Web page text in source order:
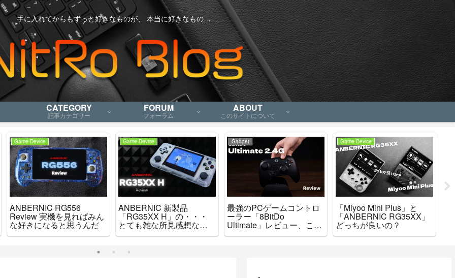
手に入れてからもずっと好きなものが、 本当に好きなもの…
CATEGORY
記事カテゴリー
FORUM
フォーラム
ABOUT
このサイトについて
Game Device
ANBERNIC RG556
Review 実機を見ればみん
な好きになると思うんだ
Game Device
ANBERNIC 新製品
「RG35XX H」の・・・
とても雑な所見感想など
をお知らせします
Gadget
最強のPCゲームコントロ
ーラー「8BitDo
Ultimate」レビュー、これ
で間違いなし
Game Device
「Miyoo Mini Plus」と
「ANBERNIC RG35XX」
どっちが良いの？